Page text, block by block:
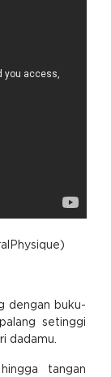
dengan buku-
setinggi
dadamu.
tangan